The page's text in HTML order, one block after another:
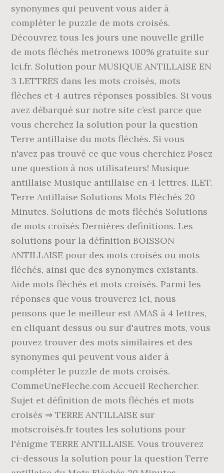
synonymes qui peuvent vous aider à
compléter le puzzle de mots croisés.
Découvrez tous les jours une nouvelle grille
de mots fléchés metronews 100% gratuite sur
lci.fr. Solution pour MUSIQUE ANTILLAISE EN
3 LETTRES dans les mots croisés, mots
flèches et 4 autres réponses possibles. Si vous
avez débarqué sur notre site c’est parce que
vous cherchez la solution pour la question
Terre antillaise du mots fléchés. Si vous
n'avez pas trouvé ce que vous cherchiez Posez
une question à nos utilisateurs! Musique
antillaise Musique antillaise en 4 lettres. ILET.
Terre Antillaise Solutions Mots Fléchés 20
Minutes. Solutions de mots fléchés Solutions
de mots croisés Dernières definitions. Les
solutions pour la définition BOISSON
ANTILLAISE pour des mots croisés ou mots
fléchés, ainsi que des synonymes existants.
Aide mots fléchés et mots croisés. Parmi les
réponses que vous trouverez ici, nous
pensons que le meilleur est AMAS à 4 lettres,
en cliquant dessus ou sur d'autres mots, vous
pouvez trouver des mots similaires et des
synonymes qui peuvent vous aider à
compléter le puzzle de mots croisés.
CommeUneFleche.com Accueil Rechercher.
Sujet et définition de mots fléchés et mots
croisés ⇒ TERRE ANTILLAISE sur
motscroisés.fr toutes les solutions pour
l'énigme TERRE ANTILLAISE. Vous trouverez
ci-dessous la solution pour la question Terre